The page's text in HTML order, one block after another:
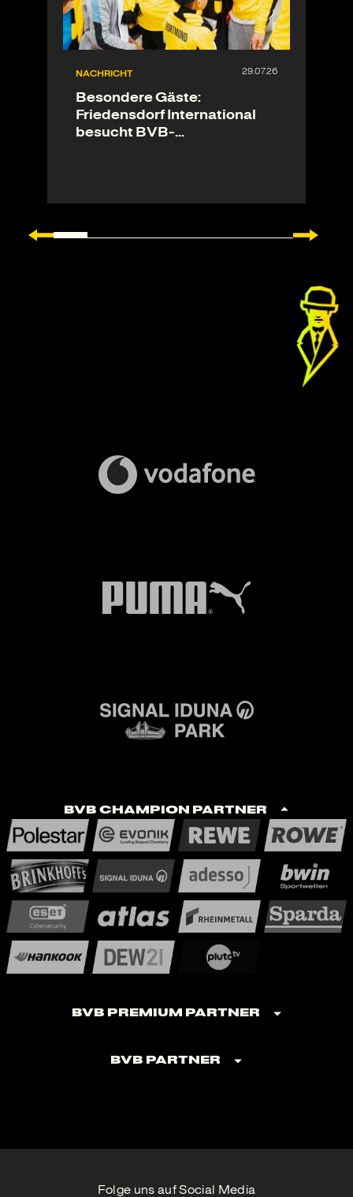
NACHRICHT
Besondere Gäste:
Friedensdorf International
besucht BVB-
BVB Champion Partner
BVB Premium Partner
BVB Partner
Folge uns auf Social Media